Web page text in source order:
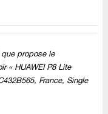
propose le
« HUAWEI P8 Lite
France, Single